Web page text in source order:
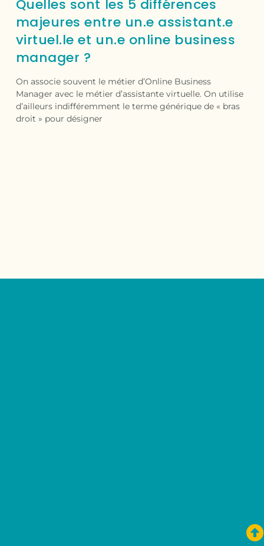
Quelles sont les 5 différences
majeures entre un.e assistant.e
virtuel.le et un.e online business
manager ?
On associe souvent le métier d’Online Business
Manager avec le métier d’assistante virtuelle. On utilise
d’ailleurs indifféremment le terme générique de « bras
droit » pour désigner